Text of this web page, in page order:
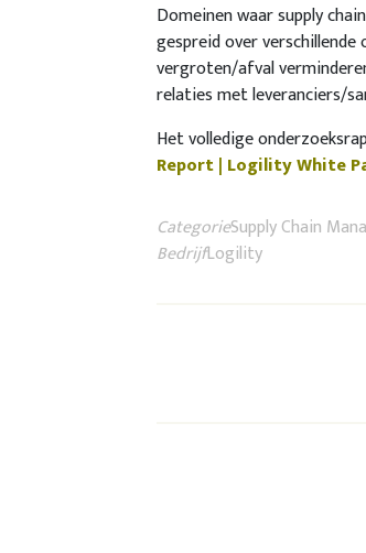
Domeinen waar supply
gespreid over
vergroten/afval
relaties met leveranciers/
Het volledige
Report | Logility White
CategorieSupply Chain
BedrijfLogility